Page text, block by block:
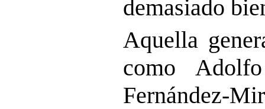
demasiado
Aquella
como
Fernández-